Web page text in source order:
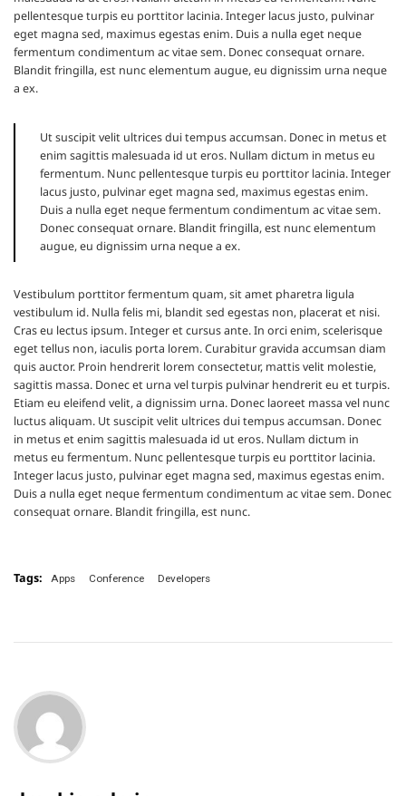
pellentesque turpis eu porttitor lacinia. Integer lacus justo, pulvinar
eget magna sed, maximus egestas enim. Duis a nulla eget neque
fermentum condimentum ac vitae sem. Donec consequat ornare.
Blandit fringilla, est nunc elementum augue, eu dignissim urna neque
a ex.
Ut suscipit velit ultrices dui tempus accumsan. Donec in metus et
enim sagittis malesuada id ut eros. Nullam dictum in metus eu
fermentum. Nunc pellentesque turpis eu porttitor lacinia. Integer
lacus justo, pulvinar eget magna sed, maximus egestas enim.
Duis a nulla eget neque fermentum condimentum ac vitae sem.
Donec consequat ornare. Blandit fringilla, est nunc elementum
augue, eu dignissim urna neque a ex.
Vestibulum porttitor fermentum quam, sit amet pharetra ligula
vestibulum id. Nulla felis mi, blandit sed egestas non, placerat et nisi.
Cras eu lectus ipsum. Integer et cursus ante. In orci enim, scelerisque
eget tellus non, iaculis porta lorem. Curabitur gravida accumsan diam
quis auctor. Proin hendrerit lorem consectetur, mattis velit molestie,
sagittis massa. Donec et urna vel turpis pulvinar hendrerit eu et turpis.
Etiam eu eleifend velit, a dignissim urna. Donec laoreet massa vel nunc
luctus aliquam. Ut suscipit velit ultrices dui tempus accumsan. Donec
in metus et enim sagittis malesuada id ut eros. Nullam dictum in
metus eu fermentum. Nunc pellentesque turpis eu porttitor lacinia.
Integer lacus justo, pulvinar eget magna sed, maximus egestas enim.
Duis a nulla eget neque fermentum condimentum ac vitae sem. Donec
consequat ornare. Blandit fringilla, est nunc.
Tags: Apps Conference Developers